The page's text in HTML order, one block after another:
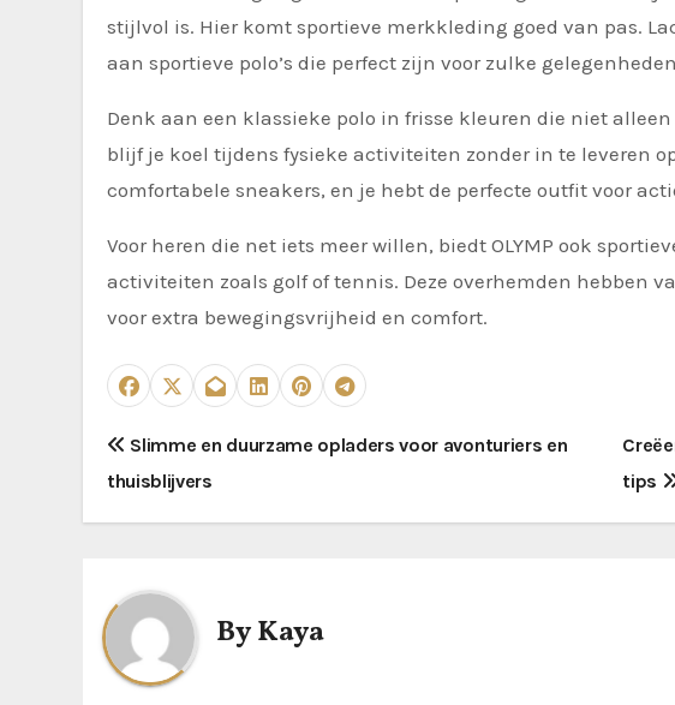
stijlvol is. Hier komt sportieve merkkleding goed van pas.
aan sportieve polo’s die perfect zijn voor zulke
Denk aan een klassieke polo in frisse kleuren die niet
blijf je koel tijdens fysieke activiteiten zonder in te leveren
comfortabele sneakers, en je hebt de perfecte outfit voor
Voor heren die net iets meer willen, biedt OLYMP ook
activiteiten zoals golf of tennis. Deze overhemden hebben
voor extra bewegingsvrijheid en comfort.
P
o
t
n
Slimme en duurzame opladers voor avonturiers en
thuisblijvers
tips
ByKaya